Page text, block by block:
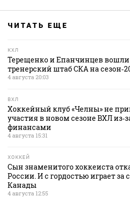
ЧИТАТЬ ЕЩЕ
КХЛ
Терещенко и Епанчинцев вошли
тренерский штаб СКА на
4 августа 20:03
ВХЛ
Хоккейный клуб «Челны» не
участия в новом сезоне ВХЛ
финансами
4 августа 15:31
ХОККЕЙ
Сын знаменитого хоккеиста
России. И с гордостью играет за
Канады
4 августа 12:55